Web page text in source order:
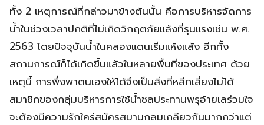
ทั้ง 2 เหตุการณ์ที่กล่าวมาข้างต้นนั้น คือการบริหารจัดการ
น้ำในช่วงเวลาปกติที่ไม่เกิดวิกฤตภัยแล้งที่รุนแรงเช่น พ.ศ.
2563 โดยปัจจุบันน้ำในคลองแดนเริ่มแห้งแล้ง อีกทั้ง
สถานการณ์ก็ได้เกิดขึ้นแล้วในหลายพื้นที่ของประเทศ ด้วย
เหตุนี้ การพึ่งพาตนเองให้ได้จึงเป็นสิ่งที่หลีกเลี่ยงไม่ได้
สมาชิกของกลุ่มบริหารการใช้น้ำชลประทานพรุอ้ายเลร่วมใจ
จะต้องมีความรักใคร่สมัครสมานกลมเกลียวกันมากกว่าแต่